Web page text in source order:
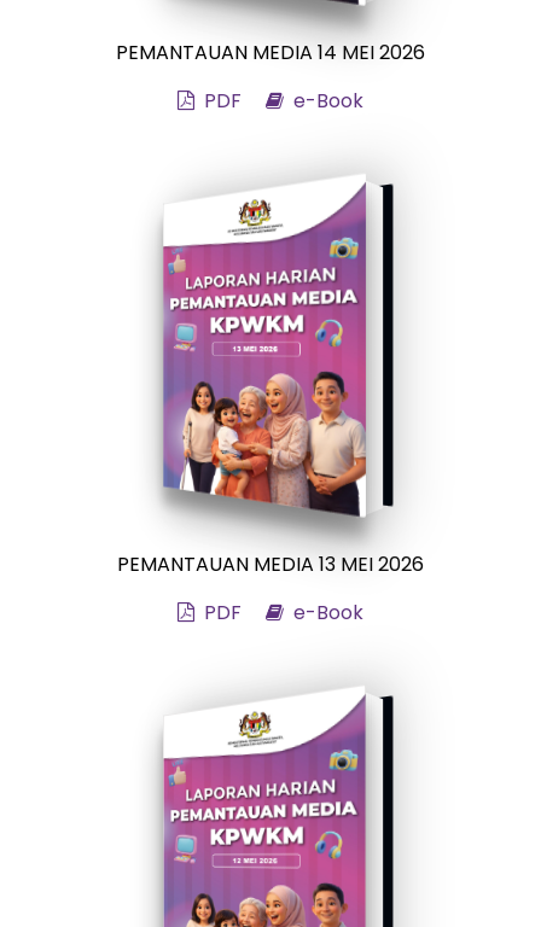
PEMANTAUAN MEDIA 14 MEI 2026
PDF
e-Book
PEMANTAUAN MEDIA 13 MEI 2026
PDF
e-Book